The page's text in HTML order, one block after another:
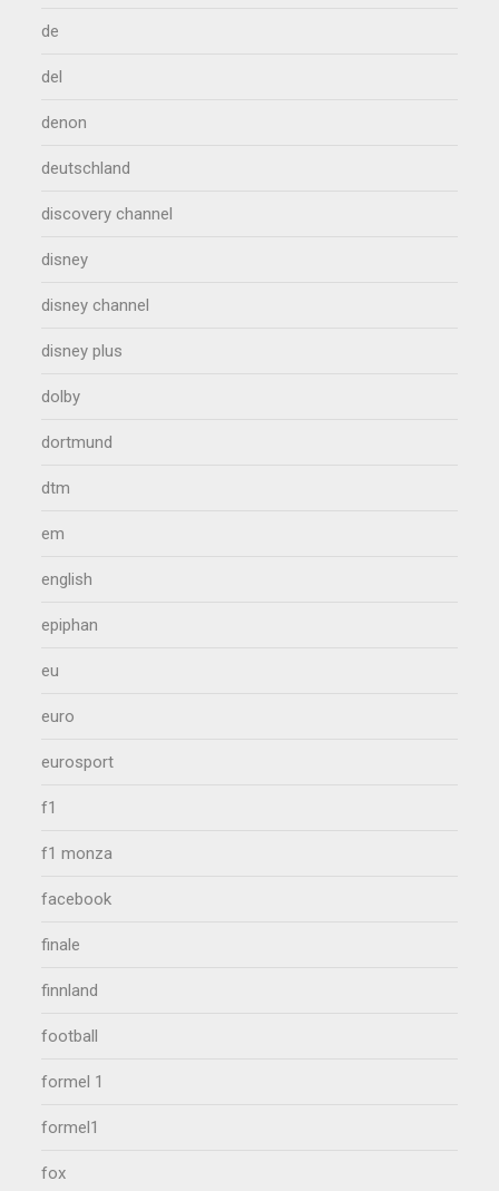
de
del
denon
deutschland
discovery channel
disney
disney channel
disney plus
dolby
dortmund
dtm
em
english
epiphan
eu
euro
eurosport
f1
f1 monza
facebook
finale
finnland
football
formel 1
formel1
fox